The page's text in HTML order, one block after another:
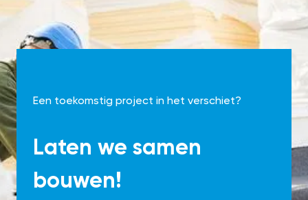
Een toekomstig project in het verschiet?
Laten we samen
bouwen!